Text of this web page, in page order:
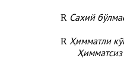
R Сахий
R Ҳимматли